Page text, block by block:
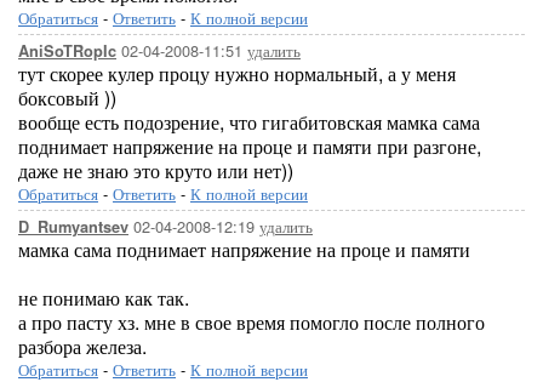
Обратиться - Ответить - К полной версии
AniSoTRopIc 02-04-2008-11:51 удалить
тут скорее кулер процу нужно нормальный, а у меня
боксовый ))
вообще есть подозрение, что гигабитовская мамка сама
поднимает напряжение на проце и памяти при разгоне,
даже не знаю это круто или нет))
Обратиться - Ответить - К полной версии
D_Rumyantsev 02-04-2008-12:19 удалить
мамка сама поднимает напряжение на проце и памяти
не понимаю как так.
а про пасту хз. мне в свое время помогло после полного
разбора железа.
Обратиться - Ответить - К полной версии